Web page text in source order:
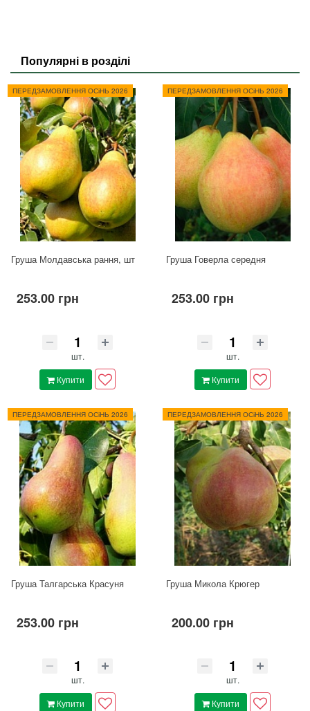
Популярні в розділі
ПЕРЕДЗАМОВЛЕННЯ ОСіНЬ 2026
Груша Молдавська рання, шт
253.00 грн
шт.
Купити
ПЕРЕДЗАМОВЛЕННЯ ОСіНЬ 2026
Груша Говерла середня
253.00 грн
шт.
Купити
ПЕРЕДЗАМОВЛЕННЯ ОСіНЬ 2026
Груша Талгарська Красуня
253.00 грн
шт.
Купити
ПЕРЕДЗАМОВЛЕННЯ ОСіНЬ 2026
Груша Микола Крюгер
200.00 грн
шт.
Купити